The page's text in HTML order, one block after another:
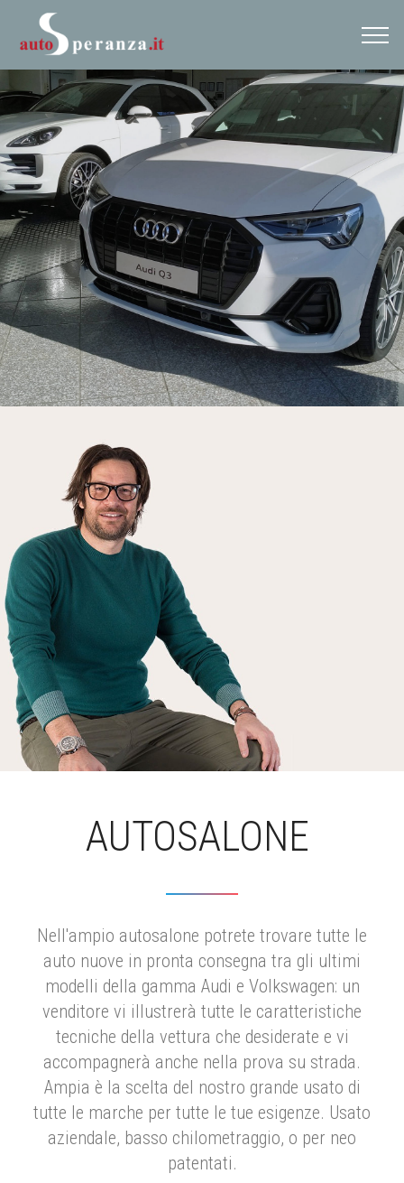
AUTOSALONE
Nell'ampio autosalone potrete trovare tutte le
auto nuove in pronta consegna tra gli ultimi
modelli della gamma Audi e Volkswagen: un
venditore vi illustrerà tutte le caratteristiche
tecniche della vettura che desiderate e vi
accompagnerà anche nella prova su strada.
Ampia è la scelta del nostro grande usato di
tutte le marche per tutte le tue esigenze. Usato
aziendale, basso chilometraggio, o per neo
patentati.